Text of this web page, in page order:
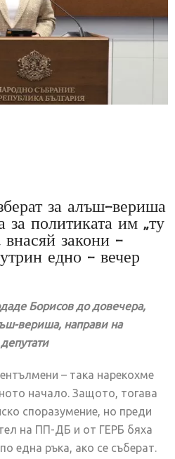
за алъш-вериша
за политиката им „ту
закони –
едно – вечер
Борисов до довечера,
вериша, направи на
– така нарекохме
начало. Защото, тогава
споразумение, но преди
на ПП-ДБ и от ГЕРБ бяха
една ръка, ако се съберат.